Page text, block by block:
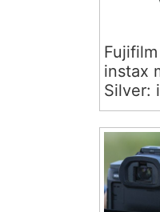
instax
Silver: